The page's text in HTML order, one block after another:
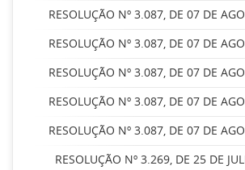
RESOLUÇÃO Nº 3.087, DE 07 DE
RESOLUÇÃO Nº 3.087, DE 07 DE
RESOLUÇÃO Nº 3.087, DE 07 DE
RESOLUÇÃO Nº 3.087, DE 07 DE
RESOLUÇÃO Nº 3.087, DE 07 DE
RESOLUÇÃO Nº 3.269, DE 25 DE